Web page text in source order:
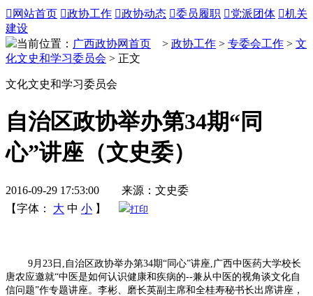
 网站首页 政协工作 政协动态 委员履职 党派团体 机关
建设
当前位置： 广西政协网首页 > 政协工作 > 专委会工作 > 文
化文史和学习委员会 > 正文
文化文史和学习委员会
自治区政协举办第34期“同
心”讲座（文史委）
2016-09-29 17:53:00 来源：文史委
【字体：
大 中 小 】 打印
9月23日,自治区政协举办第34期“同心”讲座,广西中医药大学校长
唐农应邀就“中医是如何认识健康和疾病的--兼从中医的视角谈文化自
信问题”作专题讲座。李彬、磨长英副主席和全桂寿秘书长出席讲座，